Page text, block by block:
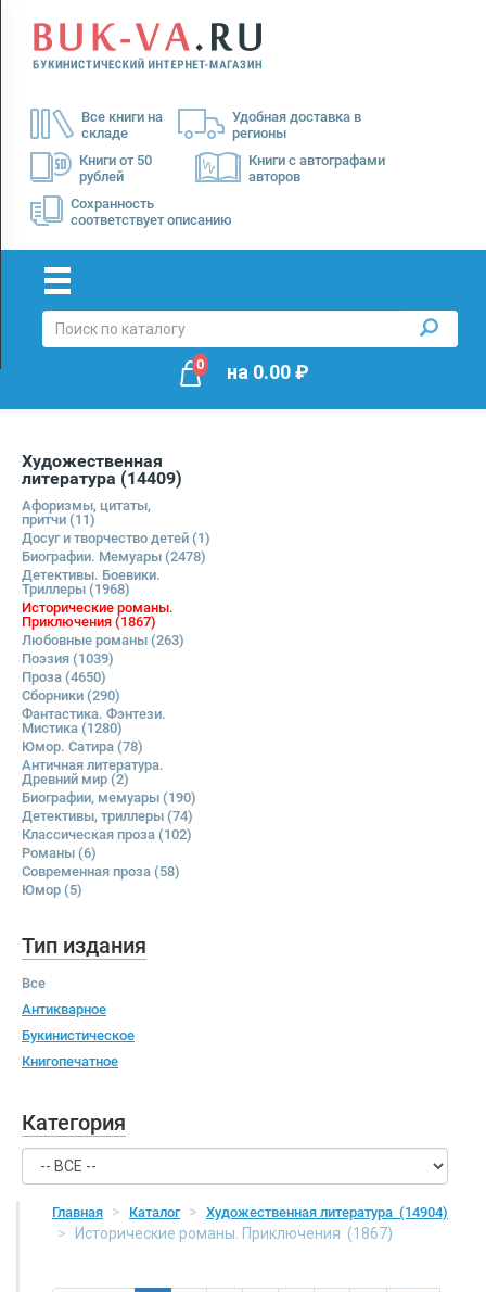
Все книги на
складе
Удобная доставка в
регионы
Книги от 50
рублей
Книги с автографами
авторов
Сохранность
соответствует описанию
Menu
Доставка
Оплата
0 на 0.00₽
Художественная
литература (14409)
Афоризмы, цитаты,
притчи (11)
Досуг и творчество детей (1)
Биографии. Мемуары (2478)
Детективы. Боевики.
Триллеры (1968)
Исторические романы.
Приключения (1867)
Любовные романы (263)
Поэзия (1039)
Проза (4650)
Сборники (290)
Фантастика. Фэнтези.
Мистика (1280)
Юмор. Сатира (78)
Античная литература.
Древний мир (2)
Биографии, мемуары (190)
Детективы, триллеры (74)
Классическая проза (102)
Романы (6)
Современная проза (58)
Юмор (5)
Тип издания
Все
Антикварное
Букинистическое
Книгопечатное
Категория
Главная Каталог Художественная литература (14904)
Исторические романы. Приключения (1867)